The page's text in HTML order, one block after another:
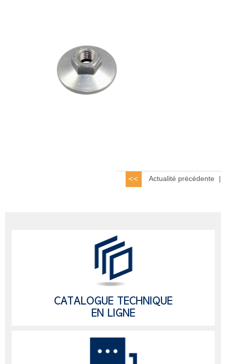
Actualité précédente |
CATALOGUE TECHNIQUE
EN LIGNE